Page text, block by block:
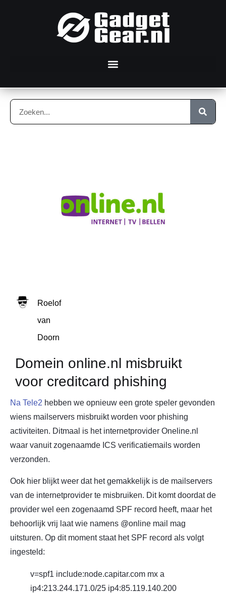
Roelof
van
Doorn
Domein online.nl misbruikt
voor creditcard phishing
Na Tele2 hebben we opnieuw een grote speler gevonden
wiens mailservers misbruikt worden voor phishing
activiteiten. Ditmaal is het internetprovider Oneline.nl
waar vanuit zogenaamde ICS verificatiemails worden
verzonden.
Ook hier blijkt weer dat het gemakkelijk is de mailservers
van de internetprovider te misbruiken. Dit komt doordat de
provider wel een zogenaamd SPF record heeft, maar het
behoorlijk vrij laat wie namens @online mail mag
uitsturen. Op dit moment staat het SPF record als volgt
ingesteld:
v=spf1 include:node.capitar.com mx a
ip4:213.244.171.0/25 ip4:85.119.140.200